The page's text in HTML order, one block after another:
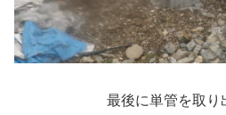
最後に単管を取り